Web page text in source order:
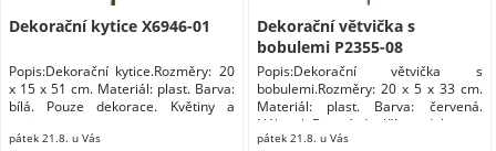
Dekorační kytice X6946-01
Popis:Dekorační kytice.Rozměry: 20
x 15 x 51 cm. Materiál: plast. Barva:
bílá. Pouze dekorace. Květiny a
stojany
pátek 21.8. u Vás
Dekorační větvička s
bobulemi P2355-08
Popis:Dekorační větvička s
bobulemi.Rozměry: 20 x 5 x 33 cm.
Materiál: plast. Barva: červená.
Nábytek Bytové doplňky a dekorace
Květiny a stojany Květiny
pátek 21.8. u Vás